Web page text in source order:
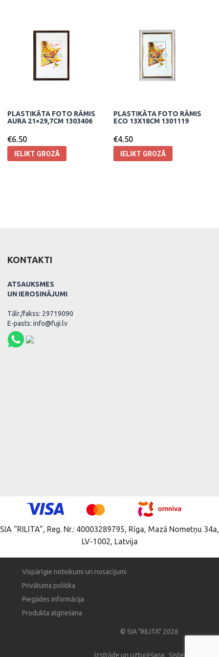
PLASTIKĀTA FOTO RĀMIS
AURA 21×29,7CM 1303406
€6.50
IELIKT GROZĀ
PLASTIKĀTA FOTO RĀMIS
ECO 13X18CM 1301119
€4.50
IELIKT GROZĀ
KONTAKTI
ATSAUKSMES
UN IEROSINĀJUMI
Tālr./fakss: 29719090
E-pasts: info@fuji.lv
SIA "RILITA", Reg. Nr.: 40003289795, Rīga, Mazā Nometņu 34a,
LV-1002, Latvija
Vispārīgie noteikumi un nosacījumi
Privātuma politika
Piegādes informācija
Produkta atgriešana
© SIA "RILITA" 2026
Izstrāde un uzturēšana: Sistema Pro